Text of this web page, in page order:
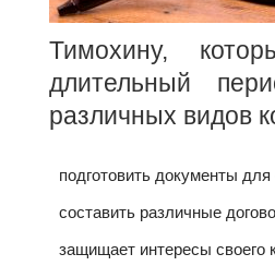
Тимохину,
длительный
различных видов
подготовить документы для
составить различные
защищает интересы своего